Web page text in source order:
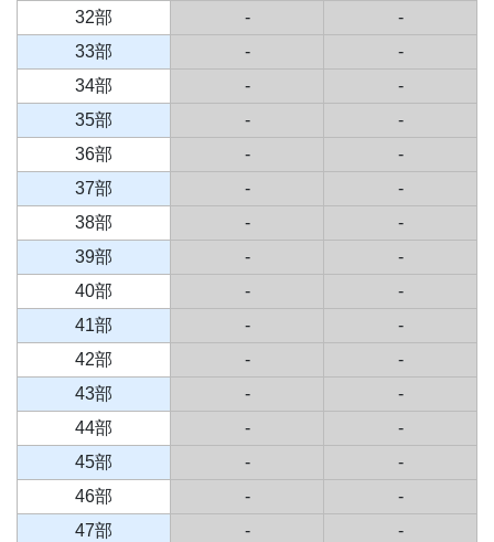
32部
-
-
33部
-
-
34部
-
-
35部
-
-
36部
-
-
37部
-
-
38部
-
-
39部
-
-
40部
-
-
41部
-
-
42部
-
-
43部
-
-
44部
-
-
45部
-
-
46部
-
-
47部
- -